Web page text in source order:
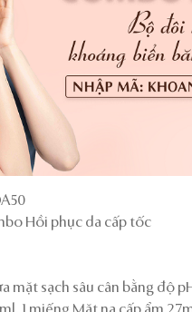
Hồi phục da cấp tốc
mặt sạch sâu cân bằng độ